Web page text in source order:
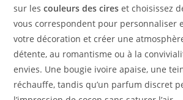
sur lescouleurs des cires et choisissez
vous correspondent pour personnaliser
votre décoration et créer une
détente, au romantisme ou à la
envies. Une bougie ivoire apaise, une
réchauffe, tandis qu’un parfum discret